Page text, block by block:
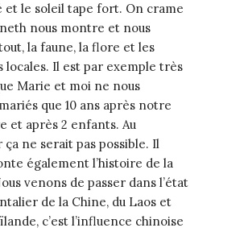
et le soleil tape fort. On crame
nous montre et nous
la faune, la flore et les
locales. Il est par exemple très
Marie et moi ne nous
que 10 ans après notre
et après 2 enfants. Au
ça ne serait pas possible. Il
également l’histoire de la
venons de passer dans l’état
de la Chine, du Laos et
c’est l’influence chinoise